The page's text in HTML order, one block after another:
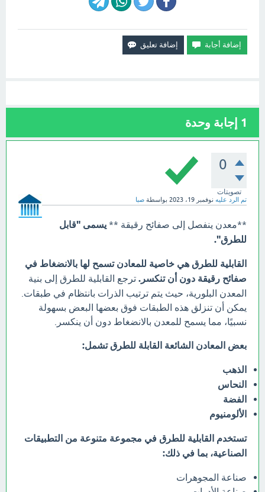
1 إجابة وحدة
0
تصويتات
تم الرد عليه نوفمبر 19، 2023 بواسطة صبا
**معدن ينفصل إلى صفائح رقيقة ** يسمى "قابل
للطرق".
القابلية للطرق هي خاصية للمعادن تسمح لها بالانضغاط في
صفائح رقيقة دون أن تنكسر. ترجع القابلية للطرق إلى بنية
المعدن البلورية، حيث يتم ترتيب الذرات بانتظام في طبقات.
يمكن أن تنزلق هذه الطبقات فوق بعضها البعض بسهولة
نسبيًا، مما يسمح للمعدن بالانضغاط دون أن ينكسر.
بعض المعادن الشائعة القابلة للطرق تشمل:
الذهب
النحاس
الفضة
الألومنيوم
تستخدم القابلية للطرق في مجموعة متنوعة من التطبيقات
الصناعية، بما في ذلك:
صناعة المجوهرات